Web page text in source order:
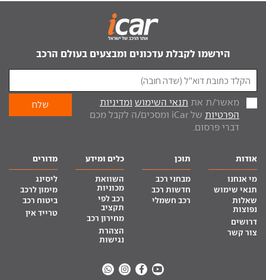
הירשמו לקבלת עדכונים ומבצעים בעולם הרכב
מאשר/ת את תנאי השימוש ומדיניות
הפרטיות
של iCar ומסכים/ה לקבל מכם
דברי פרסום.
אודות
מי אנחנו
תנאי שימוש
שאלות
נפוצות
דרושים
צור קשר
תוכן
מבחני רכב
חדשות רכב
רכב חשמלי
כלים ומידע
השוואת
מכוניות
רכב לפי
תקציב
מחירון רכב
הצהרת
נגישות
מדורים
ליסינג
מימון לרכב
ביטוח רכב
טרייד אין